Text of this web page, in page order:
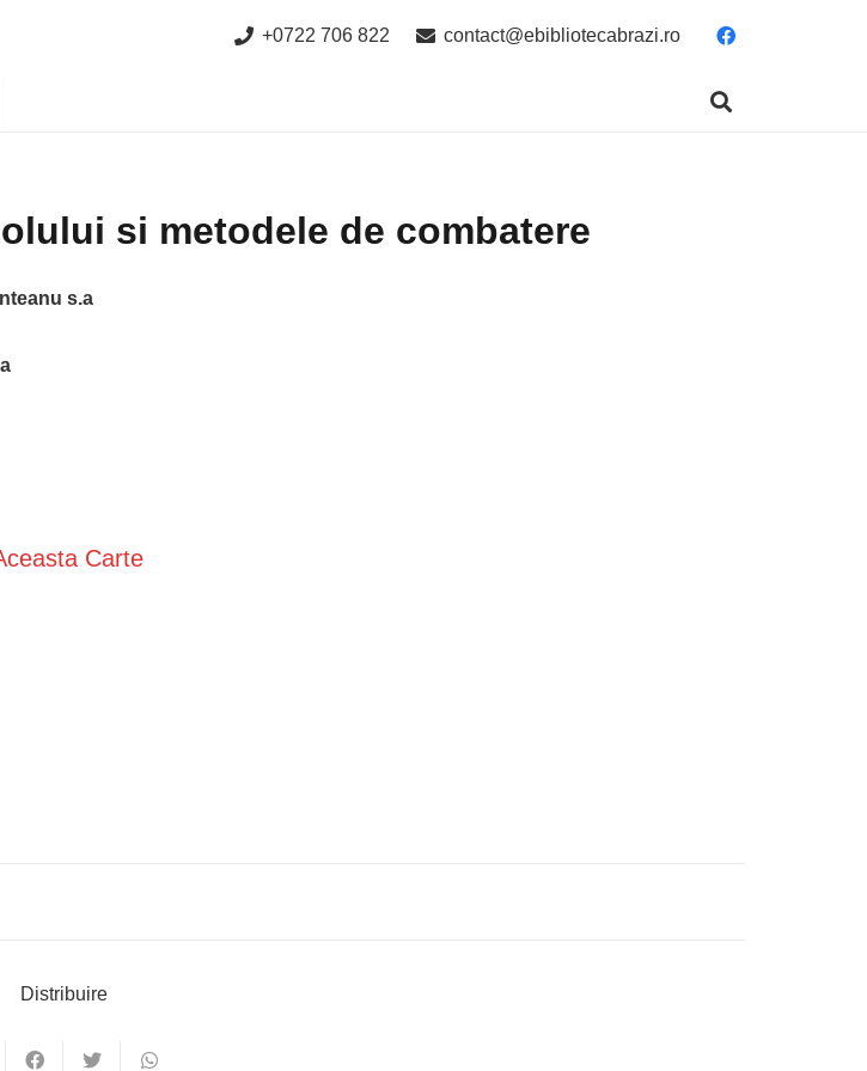
+0722 706 822 contact@ebibliotecabrazi.ro
si metodele de combatere
s.a
Carte
Distribuire